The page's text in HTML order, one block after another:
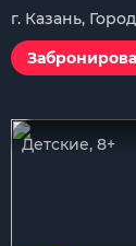
г. Казань,
Детские, 8+